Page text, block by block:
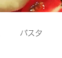
パスタ